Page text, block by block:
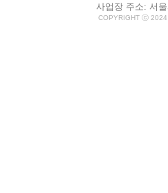
사업장 주소: 서
COPYRIGHT ⓒ 2024